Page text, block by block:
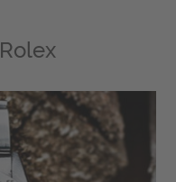
Rolex